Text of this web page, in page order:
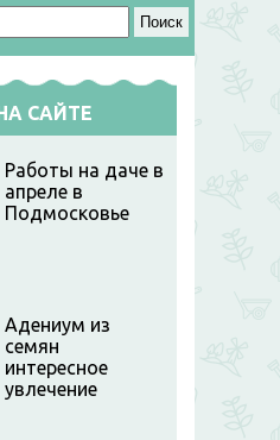
САЙТЕ
Работы на даче в
апреле в
Подмосковье
Адениум из
семян
интересное
увлечение